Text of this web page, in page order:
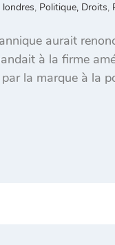
londres, Politique, Droits,
aurait
à la firme
la marque à la